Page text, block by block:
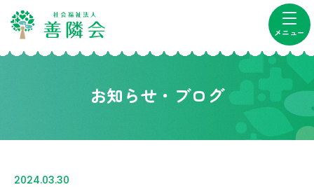
メニュー
お知らせ・ブログ
2024.03.30